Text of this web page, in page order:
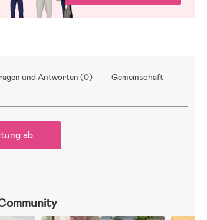
und Antworten (0) Gemeinschaft
ab